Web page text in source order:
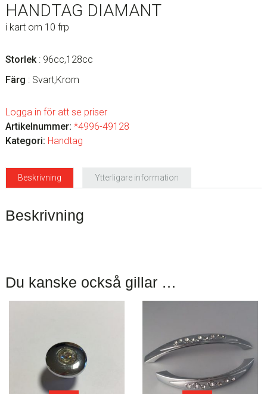
HANDTAG DIAMANT
i kart om 10 frp
Storlek: 96cc,128cc
Färg : Svart,Krom
Logga in för att se priser
Artikelnummer: *4996-49128
Kategori: Handtag
Beskrivning Ytterligare information
Beskrivning
Du kanske också gillar …